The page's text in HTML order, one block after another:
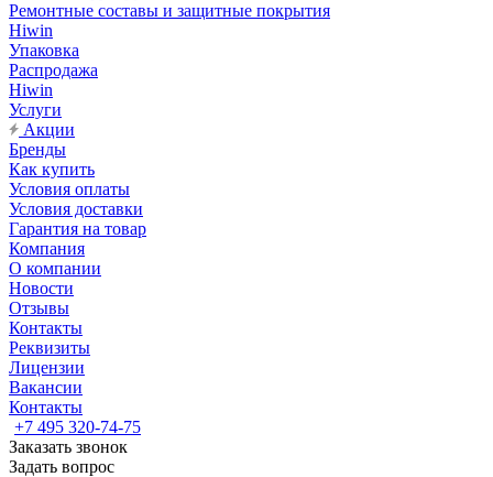
Ремонтные составы и защитные покрытия
Hiwin
Упаковка
Распродажа
Hiwin
Услуги
Акции
Бренды
Как купить
Условия оплаты
Условия доставки
Гарантия на товар
Компания
О компании
Новости
Отзывы
Контакты
Реквизиты
Лицензии
Вакансии
Контакты
+7 495 320-74-75
Заказать звонок
Задать вопрос